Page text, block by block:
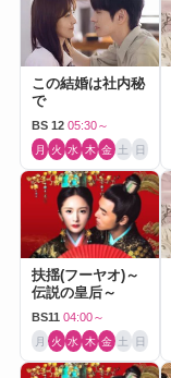
この結婚は社内秘
で
BS 12 05:30～
月 火 水 木 金 土 日
扶揺(フーヤオ)～
伝説の皇后～
BS11 04:00～
月 火 水 木 金 土 日